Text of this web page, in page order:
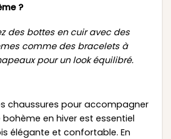
?
des bottes en cuir avec des
comme des bracelets à
pour un look équilibré.
chaussures pour accompagner
en hiver est essentiel
élégante et confortable. En